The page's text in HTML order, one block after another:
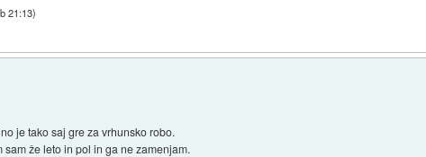
21:13)
je tako saj gre za vrhunsko robo.
že leto in pol in ga ne zamenjam.